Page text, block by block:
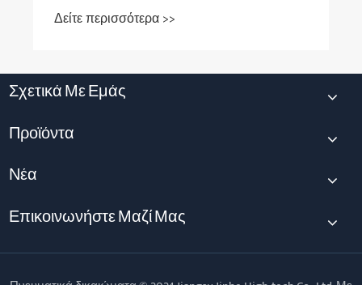
Δείτε περισσότερα >>
Σχετικά Με Εμάς
Προϊόντα
Νέα
Επικοινωνήστε Μαζί Μας